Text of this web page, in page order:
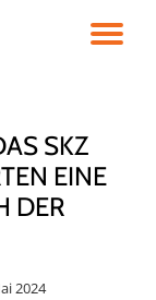
SKZ
EINE
DER
2024